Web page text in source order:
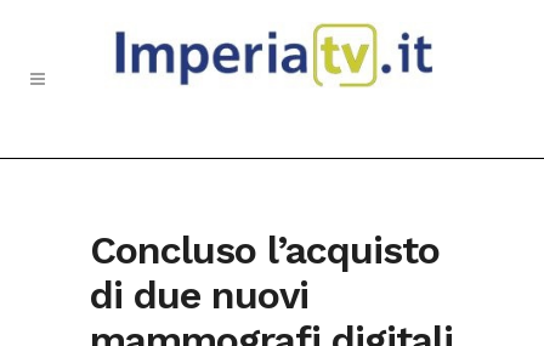
Concluso l’acquisto
di due nuovi